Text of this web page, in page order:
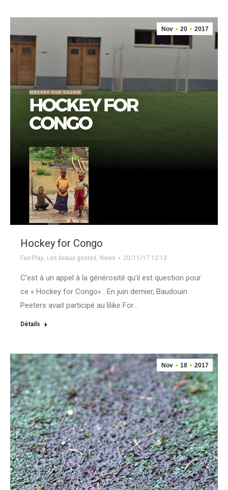
Nov 20 2017
Hockey for Congo
Fair-Play, Les beaux gestes, News 20/11/17 12:13
C’est à un appel à la générosité qu’il est question pour
ce « Hockey for Congo« . En juin dernier, Baudouin
Peeters avait participé au Bike For…
Détails
Nov 18 2017